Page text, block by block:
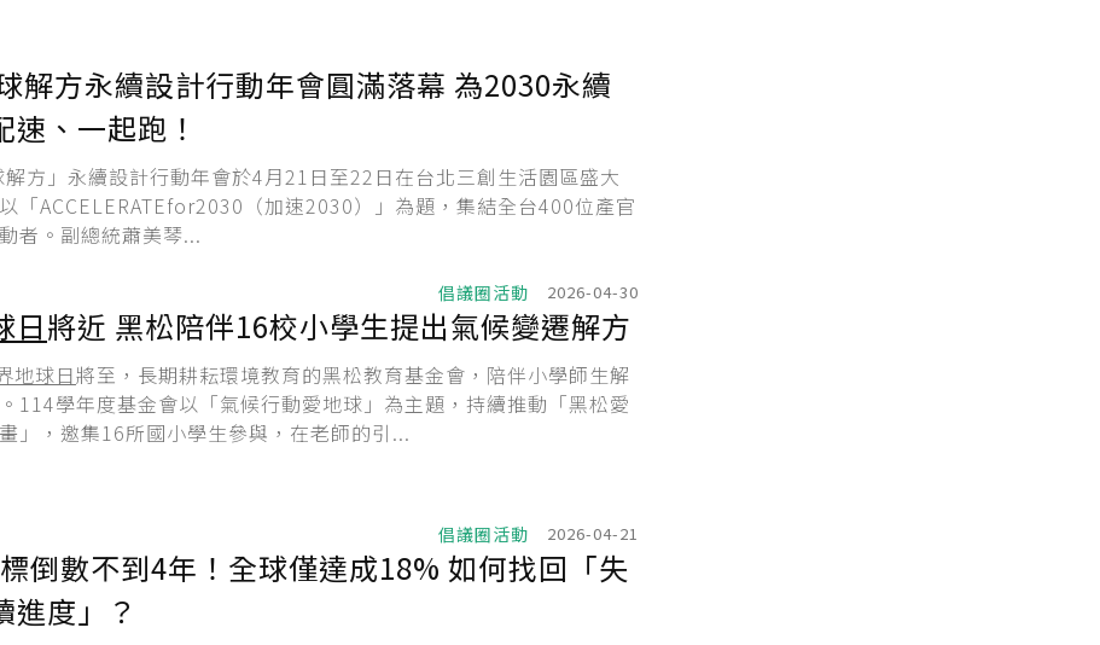
解方永續設計行動年會圓滿落幕 為2030永續
速、一起跑！
方」永續設計行動年會於4月21日至22日在台北三創生活園區盛大
「ACCELERATEfor2030（加速2030）」為題，集結全台400位產官
者。副總統蕭美琴...
倡議圈活動 2026-04-30
日將近 黑松陪伴16校小學生提出氣候變遷解方
地球日將至，長期耕耘環境教育的黑松教育基金會，陪伴小學師生解
114學年度基金會以「氣候行動愛地球」為主題，持續推動「黑松愛
」，邀集16所國小學生參與，在老師的引...
倡議圈活動 2026-04-21
倒數不到4年！全球僅達成18% 如何找回「失
進度」？